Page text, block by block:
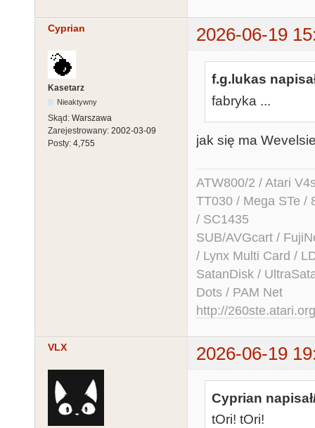
Cyprian 2026-06-19
Kasetarz
Nieaktywny
Skąd: Warszawa
Zarejestrowany: 2002-03-09
Posty: 4,755
f.g.lukas
fabryka ...
jak się ma
ATW800/2 / Atari
TT030 / Mega STe /
/ SC1435
SUB/AVGcart /
/ Lynx Multi Card /
SatanDisk /
Dots / PAM Net
http://260ste.atari.org
VLX 2026-06-19
Cyprian
tOri! tOri!